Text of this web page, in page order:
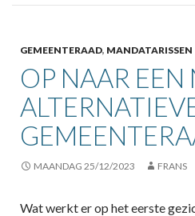
GEMEENTERAAD, MANDATARISSEN
OP NAAR EEN
MAANDAG 25/12/2023 FRANS
Wat werkt er op het eerste